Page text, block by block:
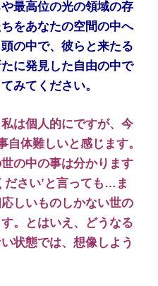
最高位の光の領域の存
をあなたの空間の中へ
の中で、彼らと来たる
に発見した自由の中で
みてください。
は個人的にですが、今
自体難しいと感じます。
の中の事は分かります
ださい’と言っても…ま
しいものしかない世の
。とはいえ、どうなる
状態では、想像しよう